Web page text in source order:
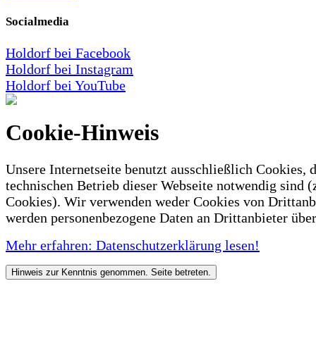
Socialmedia
Holdorf bei Facebook
Holdorf bei Instagram
Holdorf bei YouTube
Cookie-Hinweis
Unsere Internetseite benutzt ausschließlich Cookies,
technischen Betrieb dieser Webseite notwendig sind
Cookies). Wir verwenden weder Cookies von
werden personenbezogene Daten an Drittanbieter
Mehr erfahren: Datenschutzerklärung lesen!
Hinweis zur Kenntnis genommen. Seite betreten.